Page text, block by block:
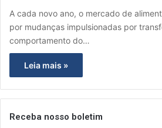
A cada novo ano, o mercado de
por mudanças impulsionadas por
comportamento do…
Leia mais »
Receba nosso boletim